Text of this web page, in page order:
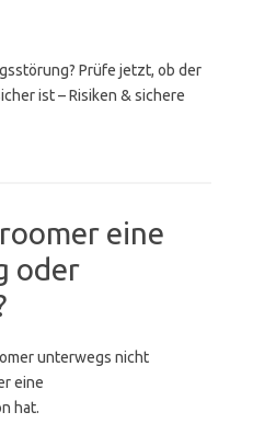
Prüfe jetzt, ob der
ist – Risiken & sichere
eine
oder
unterwegs nicht
eine
hat.